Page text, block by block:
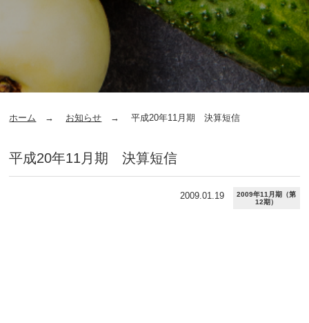
ホーム お知らせ 平成20年11月期 決算短信
平成20年11月期 決算短信
2009.01.19
2009年11月期（第
12期）